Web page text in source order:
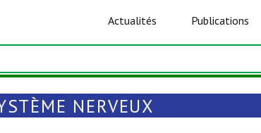
Actualités Publications
NERVEUX